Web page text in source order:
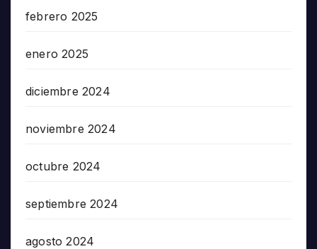
febrero 2025
enero 2025
diciembre 2024
noviembre 2024
octubre 2024
septiembre 2024
agosto 2024